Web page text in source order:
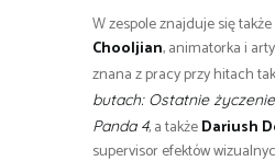
W zespole znajduje się także
Chooljian, animatorka i
znana z pracy przy hitach
butach: Ostatnie życzenie
Panda 4, a takżeDariush
supervisor efektów